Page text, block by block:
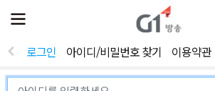
전
체
뉴
열
로그인 아이디/비밀번호 찾기 이용약관